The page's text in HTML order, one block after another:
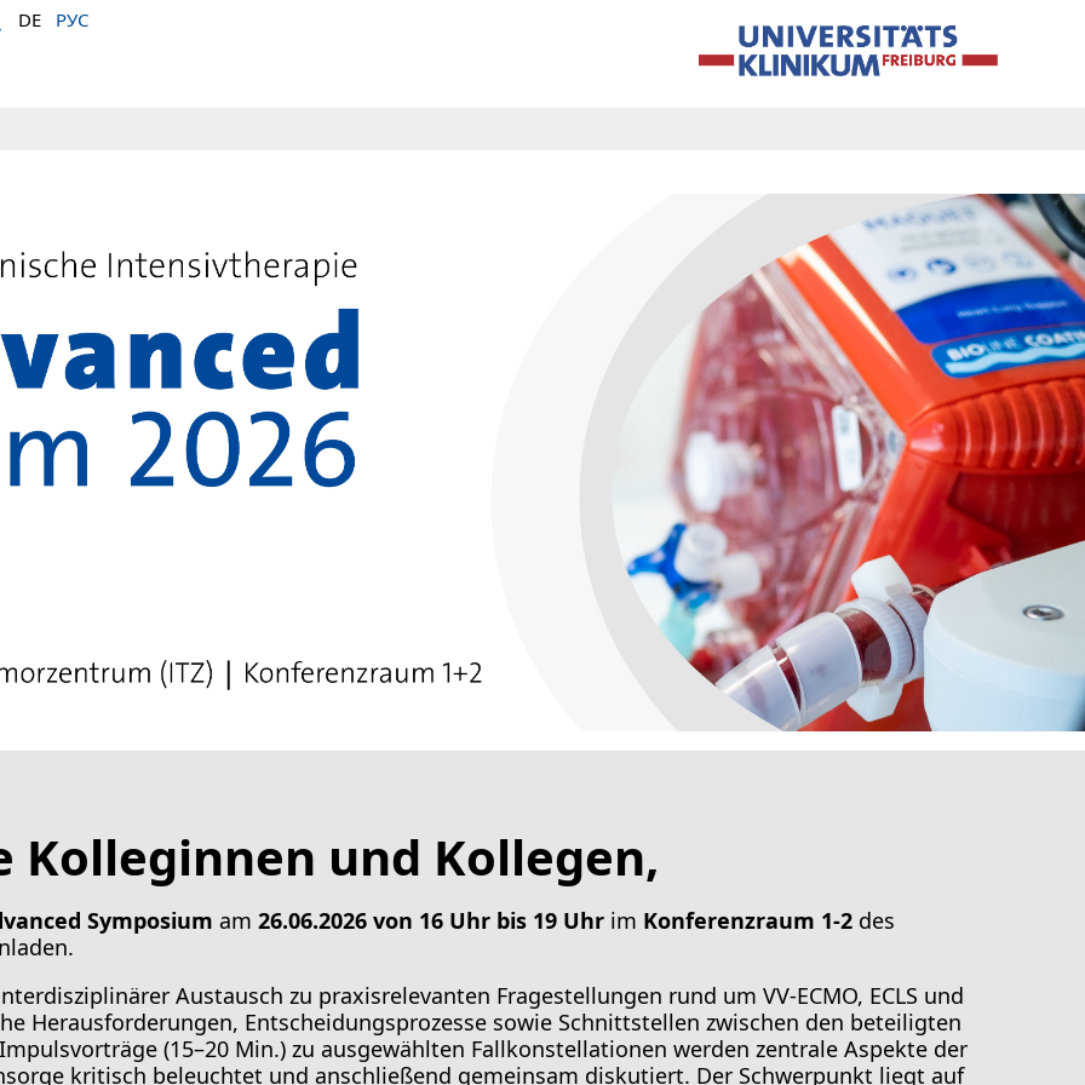
DE РУС
an deutschen Universitätskliniken
2026
Psychotherapie
Kolleginnen und Kollegen,
Symposium am 26.06.2026 von 16 Uhr bis 19 Uhr im Konferenzraum 1-2 des
Austausch zu praxisrelevanten Fragestellungen rund um VV-ECMO, ECLS und
Herausforderungen, Entscheidungsprozesse sowie Schnittstellen zwischen den beteiligten
(15–20 Min.) zu ausgewählten Fallkonstellationen werden zentrale Aspekte der
kritisch beleuchtet und anschließend gemeinsam diskutiert. Der Schwerpunkt liegt auf